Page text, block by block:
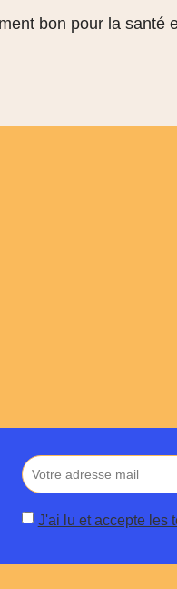
bon pour la santé
J'ai lu et accepte les